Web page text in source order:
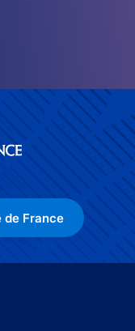
de France